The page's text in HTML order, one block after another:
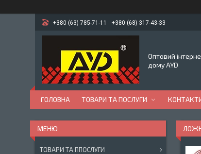
+380 (63) 785-71-11 +380 (68) 317-43-33
Оптовий
дому AYD
ГОЛОВНА ТОВАРИ ТА ПОСЛУГИ
ТОВАРИ ТА ППОСЛУГИ